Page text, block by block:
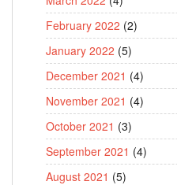
February 2022 (2)
January 2022 (5)
December 2021 (4)
November 2021 (4)
October 2021 (3)
September 2021 (4)
August 2021 (5)